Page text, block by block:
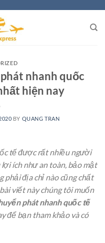
nhanh quốc
hiện nay
BY QUANG TRAN
tế được rất nhiều người
ích như an toàn, bảo mật
phải địa chỉ nào cũng chất
viết này chúng tôi muốn
phát nhanh quốc tế
để bạn tham khảo và có